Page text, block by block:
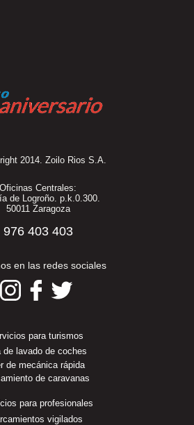
2014. Zoilo Rios S.A.
Oficinas Centrales:
de Logroño. p.k.0.300.
50011 Zaragoza
976 403 403
en las redes sociales
para turismos
de lavado de coches
de mecánica rápida
de caravanas
para profesionales
vigilados